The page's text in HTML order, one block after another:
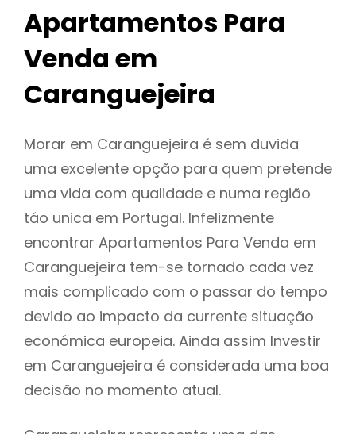
Apartamentos Para
Venda em
Caranguejeira
Morar em Caranguejeira é sem duvida
uma excelente opção para quem pretende
uma vida com qualidade e numa região
táo unica em Portugal. Infelizmente
encontrar Apartamentos Para Venda em
Caranguejeira tem-se tornado cada vez
mais complicado com o passar do tempo
devido ao impacto da currente situação
económica europeia. Ainda assim Investir
em Caranguejeira é considerada uma boa
decisão no momento atual.